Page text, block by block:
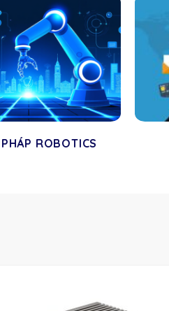
ROBOTICS